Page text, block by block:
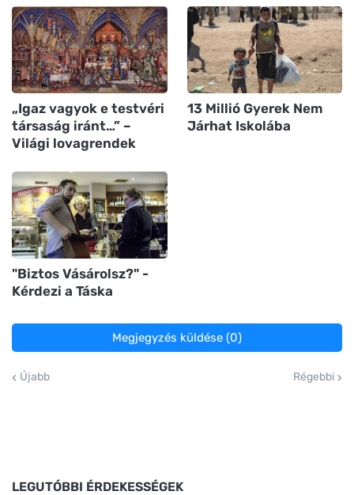
„Igaz vagyok e testvéri
társaság iránt…” –
Világi lovagrendek
13 Millió Gyerek Nem
Járhat Iskolába
"Biztos Vásárolsz?" -
Kérdezi a Táska
Megjegyzés küldése (0)
Újabb Régebbi
LEGUTÓBBI ÉRDEKESSÉGEK